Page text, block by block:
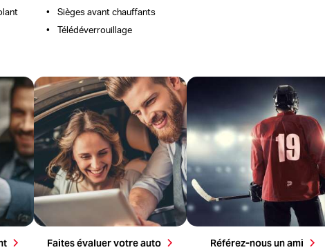
Sièges avant chauffants
Télédéverrouillage
pour
Obtenez une évaluation rapide de la
valeur de votre véhicule. On l’achète
au meilleur prix.
Faites évaluer votre auto
Référez-nous un parent ou un ami et
obtenez jusqu’à 200 $ par référence.
Référez-nous un ami